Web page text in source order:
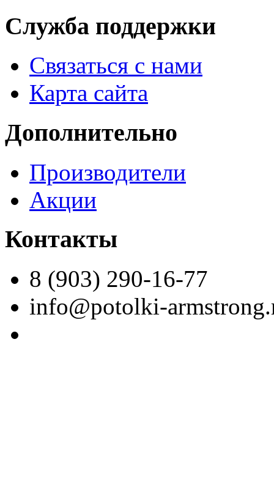
Служба поддержки
Связаться с нами
Карта сайта
Дополнительно
Производители
Акции
Контакты
8 (903) 290-16-77
info@potolki-